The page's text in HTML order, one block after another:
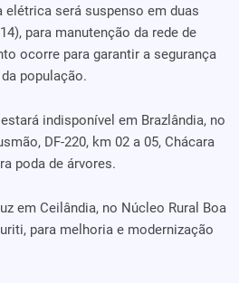
elétrica será suspenso em duas
para manutenção da rede de
ocorre para garantir a segurança
população.
indisponível em Brazlândia, no
DF-220, km 02 a 05, Chácara
poda de árvores.
em Ceilândia, no Núcleo Rural Boa
para melhoria e modernização